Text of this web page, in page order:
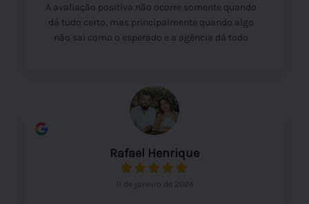
A avaliação positiva não ocorre somente quando
dá tudo certo, mas principalmente quando algo
não sai como o esperado e a agência dá todo
passeios e ter a devolução do valor de volta sem
burocracias.
Rafael Henrique
11 de janeiro de 2024